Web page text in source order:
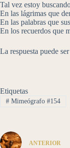
Tal vez estoy
En las lágrimas que
En las palabras que
En los recuerdos que
La respuesta puede
Etiquetas
#Mimeógrafo #154
ANTERIOR